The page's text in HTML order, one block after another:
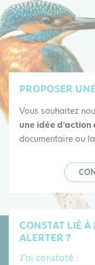
PROPOSER
Vous souhaitez
une idée d'action
documentaire ou
CONSTAT LIÉ
ALERTER ?
J'ai constaté :